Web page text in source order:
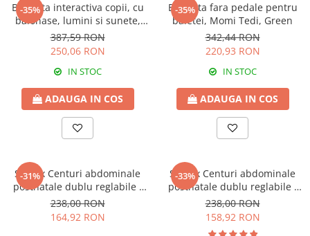
-35%
Bicicleta interactiva copii, cu
balonase, lumini si sunete,
Green
387,59 RON
250,06 RON
IN STOC
ADAUGA IN COS
-35%
Bicicleta fara pedale pentru
baietei, Momi Tedi, Green
342,44 RON
220,93 RON
IN STOC
ADAUGA IN COS
-31%
Set 2 x Centuri abdominale
postnatale dublu reglabile -
Beige
238,00 RON
164,92 RON
-33%
Set 2 x Centuri abdominale
postnatale dublu reglabile -
Beige-Black
238,00 RON
158,92 RON